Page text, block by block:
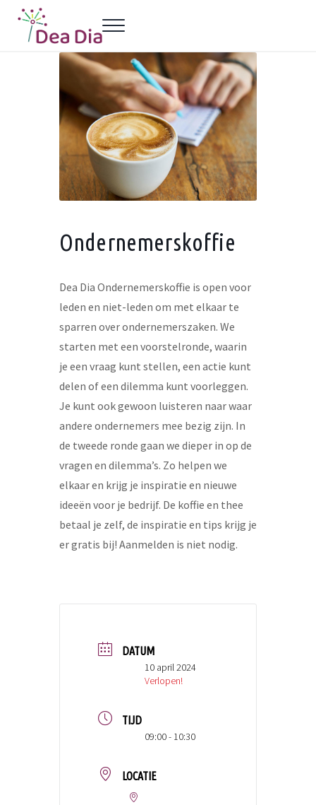
Door naar de hoofd inhoud
Skip to header left navigation
Skip to header right navigation
Skip to site footer
Dea Dia Delft
Netwerk vrouwelijke ondernemers Delft
Menu
Ondernemerskoffie
Dea Dia Ondernemerskoffie is open voor
leden en niet-leden om met elkaar te
sparren over ondernemerszaken. We
starten met een voorstelronde, waarin
je een vraag kunt stellen, een actie kunt
delen of een dilemma kunt voorleggen.
Je kunt ook gewoon luisteren naar waar
andere ondernemers mee bezig zijn. In
de tweede ronde gaan we dieper in op de
vragen en dilemma’s. Zo helpen we
elkaar en krijg je inspiratie en nieuwe
ideeën voor je bedrijf. De koffie en thee
betaal je zelf, de inspiratie en tips krijg je
er gratis bij! Aanmelden is niet nodig.
DATUM
10 april 2024
Verlopen!
TIJD
09:00 - 10:30
LOCATIE